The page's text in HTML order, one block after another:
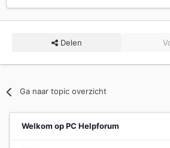
Delen
Ga naar topic overzicht
Welkom op PC Helpforum